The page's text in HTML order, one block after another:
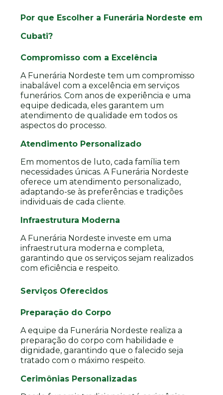
Por que Escolher a Funerária Nordeste em
Cubati?
Compromisso com a Excelência
A Funerária Nordeste tem um compromisso
inabalável com a excelência em serviços
funerários. Com anos de experiência e uma
equipe dedicada, eles garantem um
atendimento de qualidade em todos os
aspectos do processo.
Atendimento Personalizado
Em momentos de luto, cada família tem
necessidades únicas. A Funerária Nordeste
oferece um atendimento personalizado,
adaptando-se às preferências e tradições
individuais de cada cliente.
Infraestrutura Moderna
A Funerária Nordeste investe em uma
infraestrutura moderna e completa,
garantindo que os serviços sejam realizados
com eficiência e respeito.
Serviços Oferecidos
Preparação do Corpo
A equipe da Funerária Nordeste realiza a
preparação do corpo com habilidade e
dignidade, garantindo que o falecido seja
tratado com o máximo respeito.
Cerimônias Personalizadas